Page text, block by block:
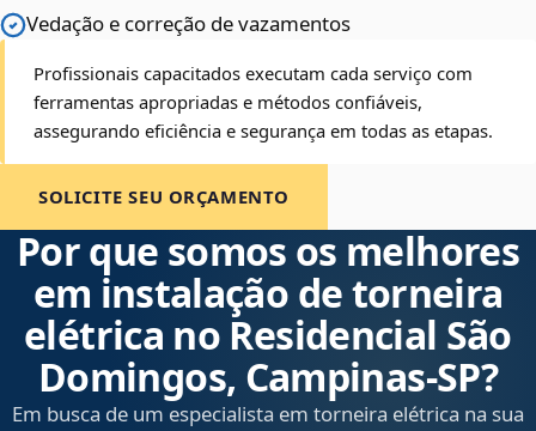
Vedação e correção de vazamentos
Profissionais capacitados executam cada serviço com
ferramentas apropriadas e métodos confiáveis,
assegurando eficiência e segurança em todas as etapas.
SOLICITE SEU ORÇAMENTO
Por que somos os melhores
em instalação de torneira
elétrica no Residencial São
Domingos, Campinas‑SP?
Em busca de um especialista em torneira elétrica na sua